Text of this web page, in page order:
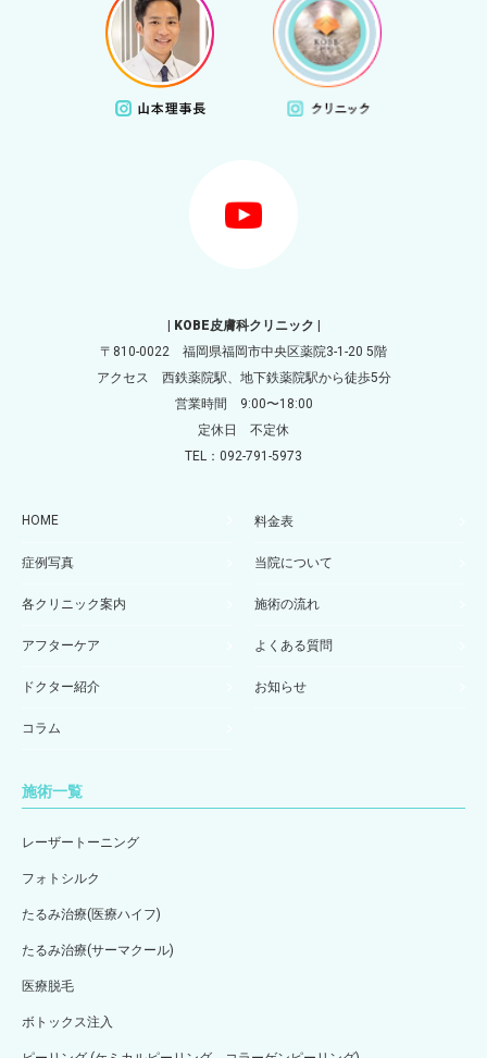
| KOBE皮膚科クリニック |
〒810-0022 福岡県福岡市中央区薬院3-1-20 5階
アクセス 西鉄薬院駅、地下鉄薬院駅から徒歩5分
営業時間 9:00〜18:00
定休日 不定休
TEL：092-791-5973
HOME 料金表
症例写真 当院について
各クリニック案内 施術の流れ
アフターケア よくある質問
ドクター紹介 お知らせ
コラム
施術一覧
レーザートーニング
フォトシルク
たるみ治療(医療ハイフ)
たるみ治療(サーマクール)
医療脱毛
ボトックス注入